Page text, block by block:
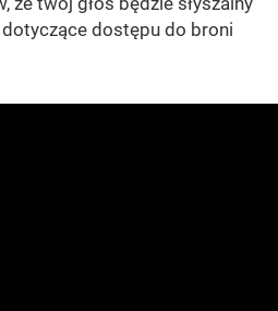
dostępu do broni